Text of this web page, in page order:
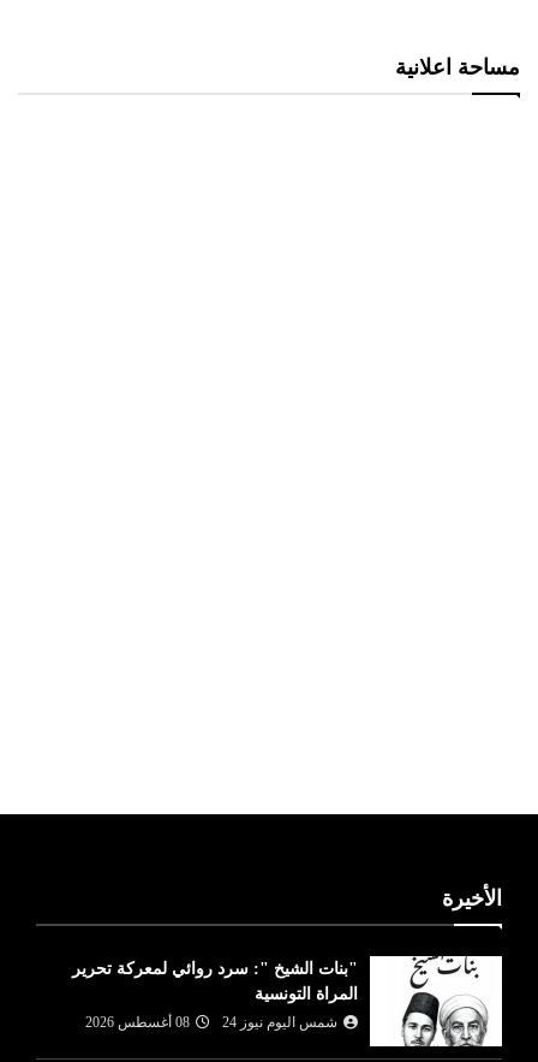
مساحة اعلانية
الأخيرة
"بنات الشيخ ": سرد روائي لمعركة تحرير
المراة التونسية
شمس اليوم نيوز 24 08 أغسطس 2026